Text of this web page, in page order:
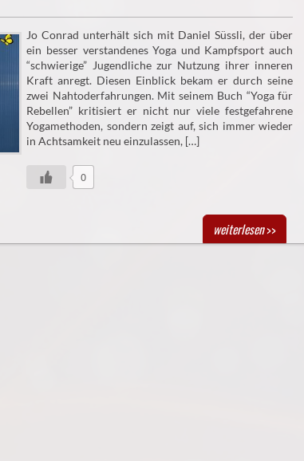
Jo Conrad unterhält sich mit Daniel Süssli, der über
ein besser verstandenes Yoga und Kampfsport auch
“schwierige” Jugendliche zur Nutzung ihrer inneren
Kraft anregt. Diesen Einblick bekam er durch seine
zwei Nahtoderfahrungen. Mit seinem Buch “Yoga für
Rebellen” kritisiert er nicht nur viele festgefahrene
Yogamethoden, sondern zeigt auf, sich immer wieder
in Achtsamkeit neu einzulassen, […]
0
weiterlesen>>